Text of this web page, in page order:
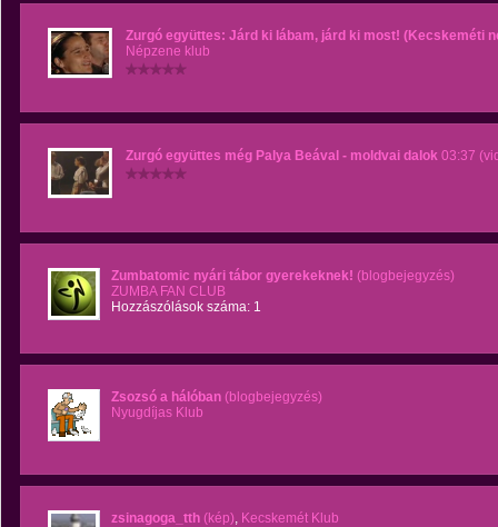
Zurgó együttes: Járd ki lábam, járd ki most! (Kecskeméti
Népzene klub
Zurgó együttes még Palya Beával - moldvai dalok 03:37
Zumbatomic nyári tábor gyerekeknek! (blogbejegyzés)
ZUMBA FAN CLUB
Hozzászólások száma: 1
Zsozsó a hálóban (blogbejegyzés)
Nyugdíjas Klub
zsinagoga_tth (kép), Kecskemét Klub